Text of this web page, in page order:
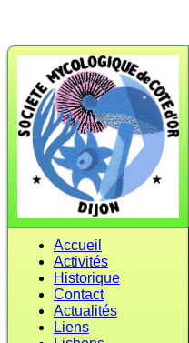
Accueil
Activités
Historique
Contact
Actualités
Liens